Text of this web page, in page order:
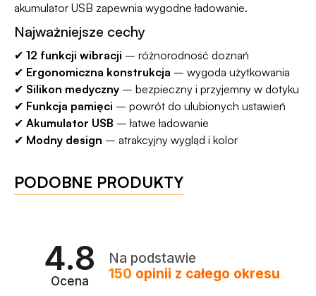
akumulator USB zapewnia wygodne ładowanie.
Najważniejsze cechy
✔ 12 funkcji wibracji – różnorodność doznań
✔ Ergonomiczna konstrukcja – wygoda użytkowania
✔ Silikon medyczny – bezpieczny i przyjemny w dotyku
✔ Funkcja pamięci – powrót do ulubionych ustawień
✔ Akumulator USB – łatwe ładowanie
✔ Modny design – atrakcyjny wygląd i kolor
PODOBNE PRODUKTY
4.8
Ocena
Na podstawie
150 opinii z całego okresu